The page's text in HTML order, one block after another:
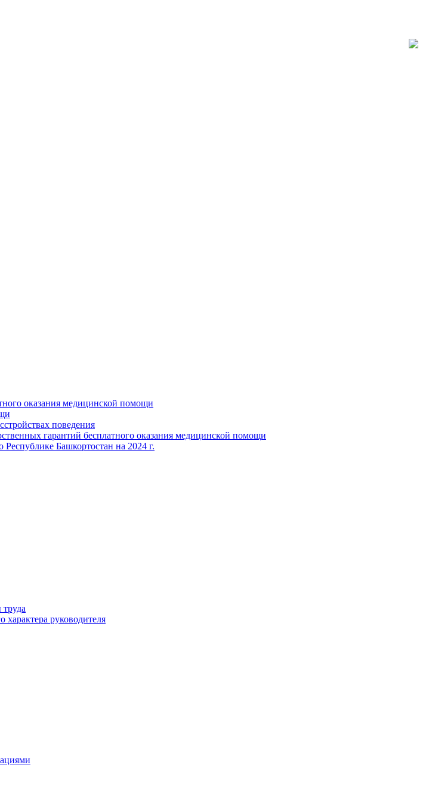
оказания медицинской помощи
поведения
гарантий бесплатного оказания медицинской помощи
Башкортостан на 2024 г.
характера руководителя